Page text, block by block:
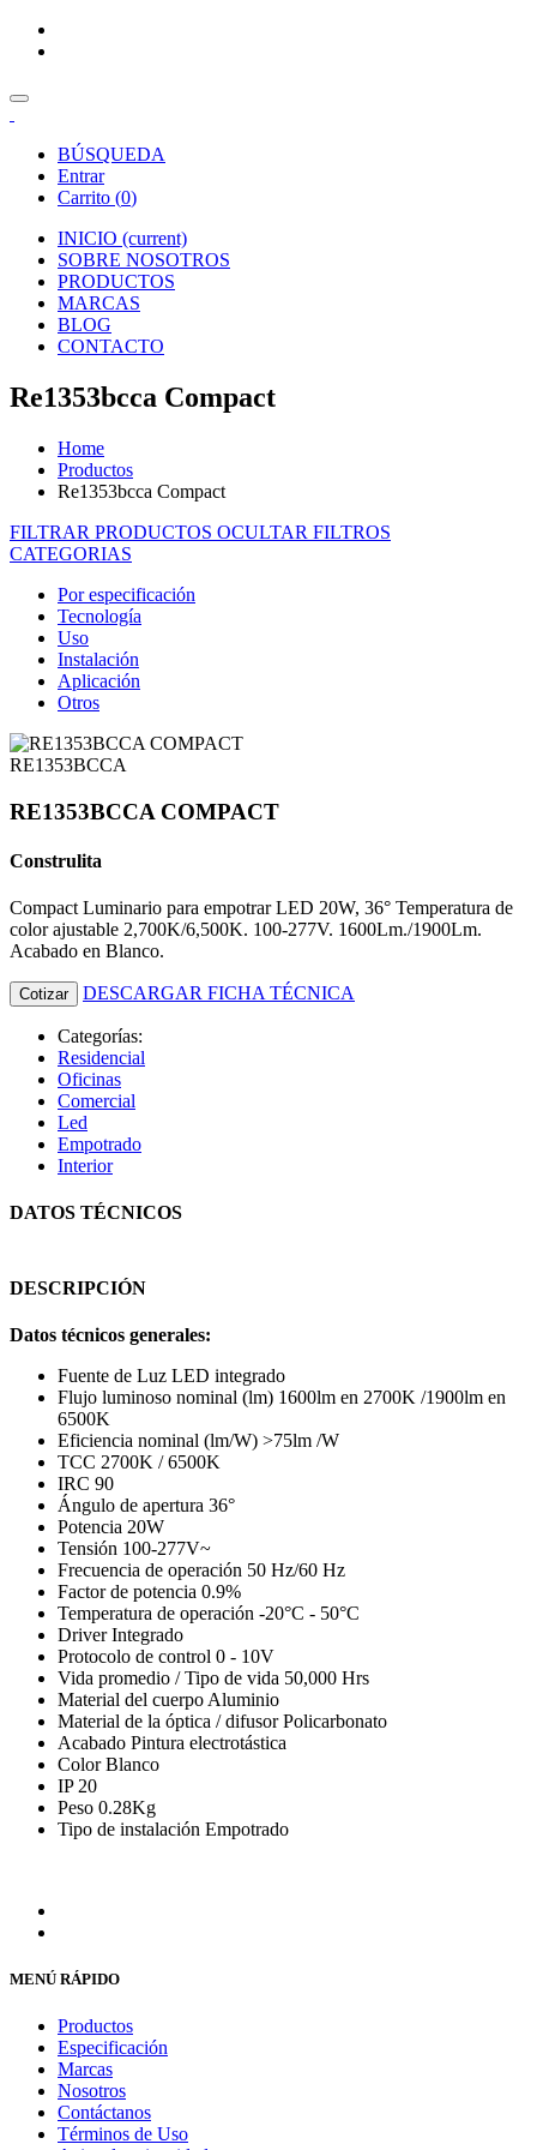
BÚSQUEDA
Entrar
Carrito (0)
INICIO (current)
SOBRE NOSOTROS
PRODUCTOS
MARCAS
BLOG
CONTACTO
Re1353bcca Compact
Home
Productos
Re1353bcca Compact
FILTRAR PRODUCTOS OCULTAR FILTROS
CATEGORIAS
Por especificación
Tecnología
Uso
Instalación
Aplicación
Otros
RE1353BCCA
RE1353BCCA COMPACT
Construlita
Compact Luminario para empotrar LED 20W, 36° Temperatura de
color ajustable 2,700K/6,500K. 100-277V. 1600Lm./1900Lm.
Acabado en Blanco.
Cotizar DESCARGAR FICHA TÉCNICA
Categorías:
Residencial
Oficinas
Comercial
Led
Empotrado
Interior
DATOS TÉCNICOS
DESCRIPCIÓN
Datos técnicos generales:
Fuente de Luz LED integrado
Flujo luminoso nominal (lm) 1600lm en 2700K /1900lm en
6500K
Eficiencia nominal (lm/W) >75lm /W
TCC 2700K / 6500K
IRC 90
Ángulo de apertura 36°
Potencia 20W
Tensión 100-277V~
Frecuencia de operación 50 Hz/60 Hz
Factor de potencia 0.9%
Temperatura de operación -20°C - 50°C
Driver Integrado
Protocolo de control 0 - 10V
Vida promedio / Tipo de vida 50,000 Hrs
Material del cuerpo Aluminio
Material de la óptica / difusor Policarbonato
Acabado Pintura electrotástica
Color Blanco
IP 20
Peso 0.28Kg
Tipo de instalación Empotrado
MENÚ RÁPIDO
Productos
Especificación
Marcas
Nosotros
Contáctanos
Términos de Uso